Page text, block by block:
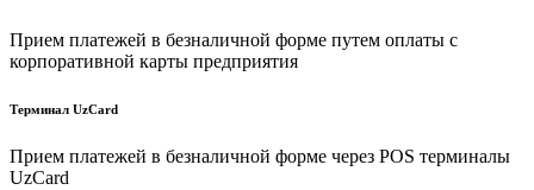
Прием платежей в безналичной форме путем оплаты с
корпоративной карты предприятия
Терминал UzCard
Прием платежей в безналичной форме через POS терминалы
UzCard